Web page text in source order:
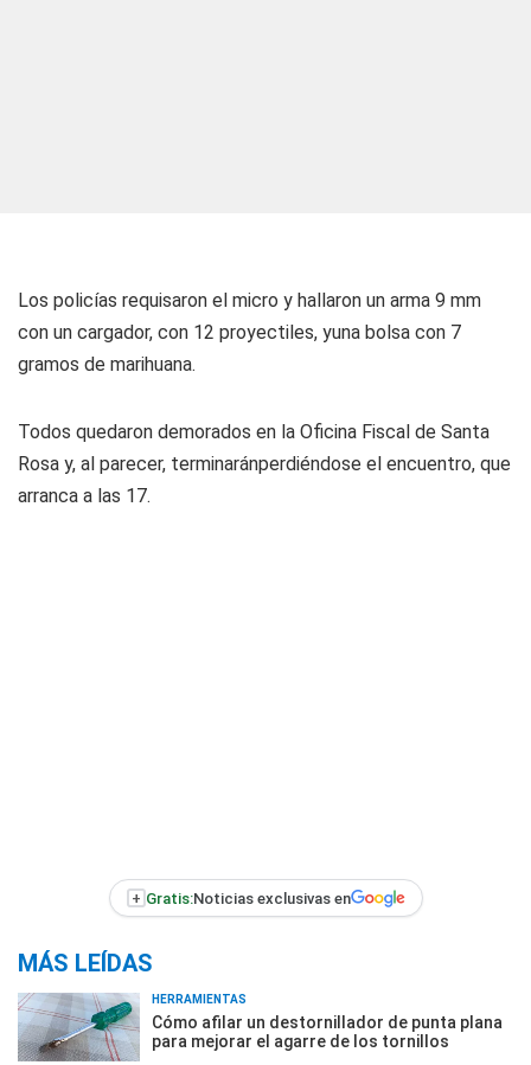
Los policías requisaron el micro y hallaron un arma 9 mm
con un cargador, con 12 proyectiles, yuna bolsa con 7
gramos de marihuana.
Todos quedaron demorados en la Oficina Fiscal de Santa
Rosa y, al parecer, terminaránperdiéndose el encuentro, que
arranca a las 17.
+ Gratis:Noticias exclusivas en
MÁS LEÍDAS
HERRAMIENTAS
Cómo afilar un destornillador de punta plana
para mejorar el agarre de los tornillos